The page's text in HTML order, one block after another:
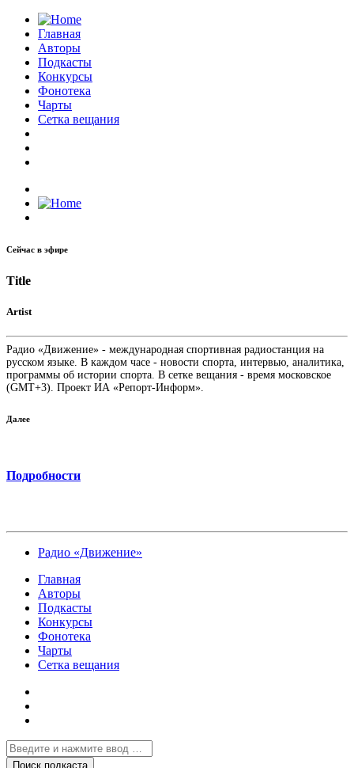
Главная
Авторы
Подкасты
Конкурсы
Фонотека
Чарты
Сетка вещания
Сейчас в эфире
Title
Artist
Радио «Движение» - международная спортивная радиостанция на
русском языке. В каждом часе - новости спорта, интервью, аналитика,
программы об истории спорта. В сетке вещания - время московское
(GMT+3). Проект ИА «Репорт-Информ».
Далее
Подробности
Радио «Движение»
Главная
Авторы
Подкасты
Конкурсы
Фонотека
Чарты
Сетка вещания